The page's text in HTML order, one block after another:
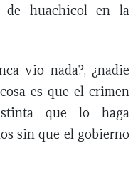
de huachicol en la
vio nada?, ¿nadie
es que el crimen
que lo haga
sin que el gobierno